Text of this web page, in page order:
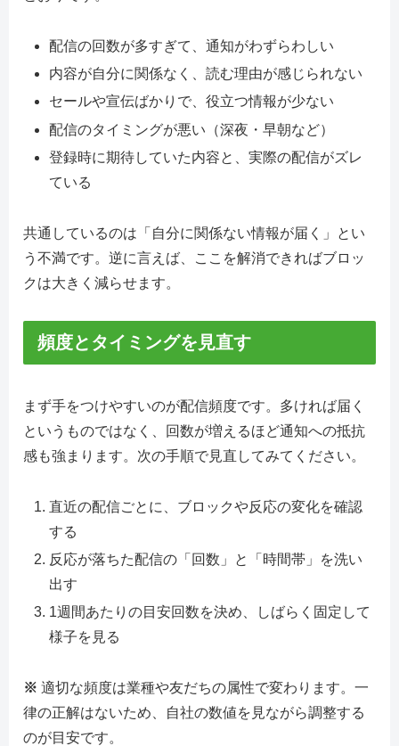
配信の回数が多すぎて、通知がわずらわしい
内容が自分に関係なく、読む理由が感じられない
セールや宣伝ばかりで、役立つ情報が少ない
配信のタイミングが悪い（深夜・早朝など）
登録時に期待していた内容と、実際の配信がズレ
ている
共通しているのは「自分に関係ない情報が届く」とい
う不満です。逆に言えば、ここを解消できればブロッ
クは大きく減らせます。
頻度とタイミングを見直す
まず手をつけやすいのが配信頻度です。多ければ届く
というものではなく、回数が増えるほど通知への抵抗
感も強まります。次の手順で見直してみてください。
直近の配信ごとに、ブロックや反応の変化を確認
する
反応が落ちた配信の「回数」と「時間帯」を洗い
出す
1週間あたりの目安回数を決め、しばらく固定して
様子を見る
※ 適切な頻度は業種や友だちの属性で変わります。一
律の正解はないため、自社の数値を見ながら調整する
のが目安です。